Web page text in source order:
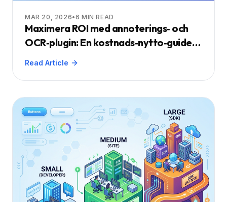
MAR 20, 2026•6 MIN READ
Maximera ROI med annoterings‑ och
OCR‑plugin: En kostnads‑nytto‑guide
för teknikledare
Read Article